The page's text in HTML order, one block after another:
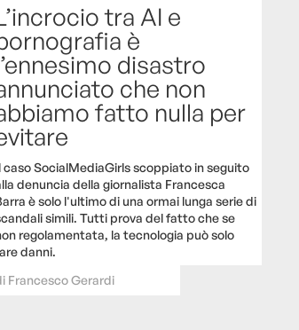
tra AI e
è
disastro
che non
fatto nulla per
caso SocialMediaGirls scoppiato in seguito
denuncia della giornalista Francesca
è solo l'ultimo di una ormai lunga serie di
simili. Tutti prova del fatto che se
regolamentata, la tecnologia può solo
danni.
Francesco Gerardi